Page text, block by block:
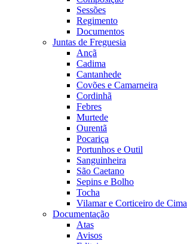
Sessões
Regimento
Documentos
Juntas de Freguesia
Ançã
Cadima
Cantanhede
Covões e Camarneira
Cordinhã
Febres
Murtede
Ourentã
Pocariça
Portunhos e Outil
Sanguinheira
São Caetano
Sepins e Bolho
Tocha
Vilamar e Corticeiro de Cima
Documentação
Atas
Avisos